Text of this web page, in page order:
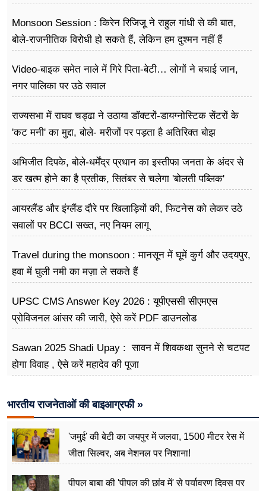
Monsoon Session : किरेन रिजिजू ने राहुल गांधी से की बात,
बोले-राजनीतिक विरोधी हो सकते हैं, लेकिन हम दुश्मन नहीं हैं
Video-बाइक समेत नाले में गिरे पिता-बेटी… लोगों ने बचाई जान,
नगर पालिका पर उठे सवाल
राज्यसभा में राघव चड्ढा ने उठाया डॉक्टरों-डायग्नोस्टिक सेंटरों के
'कट मनी' का मुद्दा, बोले- मरीजों पर पड़ता है अ​तिरिक्त बोझ
अभिजीत दिपके, बोले-धर्मेंद्र प्रधान का इस्तीफा जनता के अंदर से
डर खत्म होने का है प्रतीक, सितंबर से चलेगा 'बोलती पब्लिक'
आयरलैंड और इंग्लैंड दौरे पर खिलाड़ियों की, फिटनेस को लेकर उठे
सवालों पर BCCI सख्त, नए नियम लागू
Travel during the monsoon : मानसून में घूमें कुर्ग और उदयपुर,
हवा में घुली नमी का मज़ा ले सकते हैं
UPSC CMS Answer Key 2026 : यूपीएससी सीएमएस
प्रोविजनल आंसर की जारी, ऐसे करें PDF डाउनलोड
Sawan 2025 Shadi Upay : सावन में शिवकथा सुनने से चटपट
होगा विवाह , ऐसे करें महादेव की पूजा
भारतीय राजनेताओं की बाइआग्रफी »
'जमुई' की बेटी का जयपुर में जलवा, 1500 मीटर रेस में
जीता सिल्वर, अब नेशनल पर निशाना!
पीपल बाबा की 'पीपल की छांव में' से पर्यावरण दिवस पर